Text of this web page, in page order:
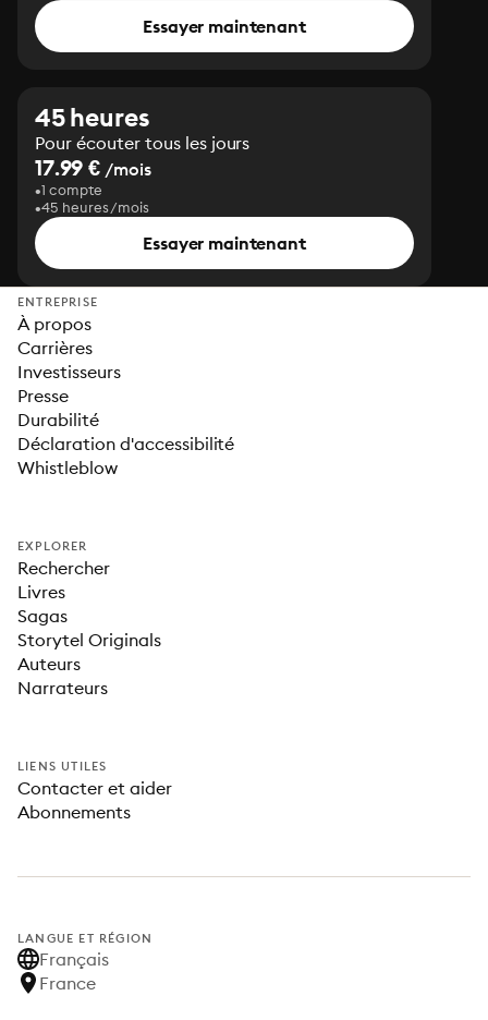
Essayer maintenant
45 heures
Pour écouter tous les jours
17.99 € /mois
1 compte
45 heures/mois
Essayer maintenant
ENTREPRISE
À propos
Carrières
Investisseurs
Presse
Durabilité
Déclaration d'accessibilité
Whistleblow
EXPLORER
Rechercher
Livres
Sagas
Storytel Originals
Auteurs
Narrateurs
LIENS UTILES
Contacter et aider
Abonnements
LANGUE ET RÉGION
Français
France